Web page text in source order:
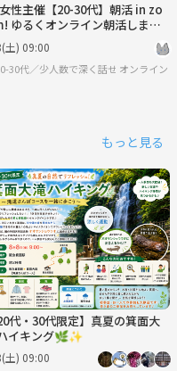
性主催【20-30代】朝活 in zo
ゆるくオンライン朝活しませ
？
土) 09:00
30代／少人数で深く話せる】サーク
オンライン
もっと見る
20代・30代限定】真夏の箕面大
イキング🌿✨
土) 09:00